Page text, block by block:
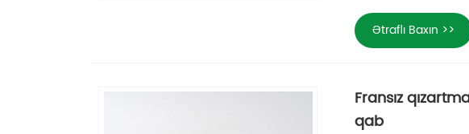
Ətraflı Baxın >>
Fransız
qab